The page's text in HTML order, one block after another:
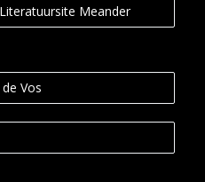
Meander
Vos